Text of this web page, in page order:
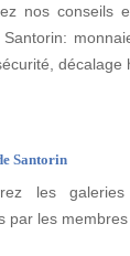
nos conseils
décalage
Santorin
les
par les